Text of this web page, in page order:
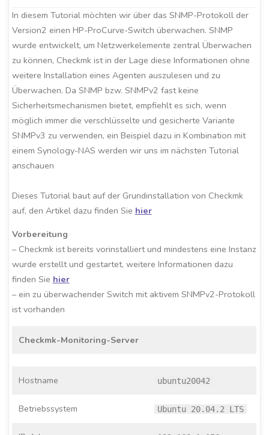
In diesem Tutorial möchten wir über das SNMP-Protokoll der
Version2 einen HP-ProCurve-Switch überwachen. SNMP
wurde entwickelt, um Netzwerkelemente zentral Überwachen
zu können, Checkmk ist in der Lage diese Informationen ohne
weitere Installation eines Agenten auszulesen und zu
Überwachen. Da SNMP bzw. SNMPv2 fast keine
Sicherheitsmechanismen bietet, empfiehlt es sich, wenn
möglich immer die verschlüsselte und gesicherte Variante
SNMPv3 zu verwenden, ein Beispiel dazu in Kombination mit
einem Synology-NAS werden wir uns im nächsten Tutorial
anschauen
Dieses Tutorial baut auf der Grundinstallation von Checkmk
auf, den Artikel dazu finden Sie hier
Vorbereitung
– Checkmk ist bereits vorinstalliert und mindestens eine Instanz
wurde erstellt und gestartet, weitere Informationen dazu
finden Sie hier
– ein zu überwachender Switch mit aktivem SNMPv2-Protokoll
ist vorhanden
Checkmk-Monitoring-Server
Hostname ubuntu20042
Betriebssystem Ubuntu 20.04.2 LTS